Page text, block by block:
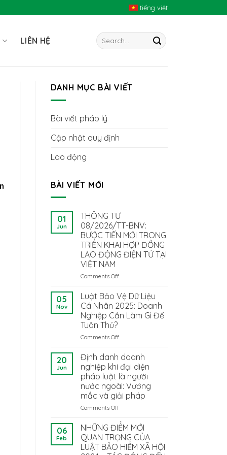
tiếng việt
LIÊN HỆ
DANH MỤC BÀI VIẾT
Bài viết pháp lý
Cập nhật quy định
Lao động
BÀI VIẾT MỚI
01
Jun
THÔNG TƯ
08/2026/TT-BNV:
BƯỚC TIẾN MỚI TRONG
TRIỂN KHAI HỢP ĐỒNG
LAO ĐỘNG ĐIỆN TỬ TẠI
VIỆT NAM
Comments Offon
TƯ
08/2026/TT-
BNV:
BƯỚC
MỚI
TRIỂN
KHAI
HỢP
ĐỒNG
LAO
ĐỘNG
ĐIỆN
TẠI
VIỆT
NAM
05
Nov
Luật Bảo Vệ Dữ Liệu
Cá Nhân 2025: Doanh
Nghiệp Cần Làm Gì Để
Tuân Thủ?
Comments Offon
Bảo
Vệ
Dữ
Liệu
Cá
Nhân
2025:
Nghiệp
Cần
Làm
Gì
20
Jun
Định danh doanh
nghiệp khi đại diện
pháp luật là người
nước ngoài: Vướng
mắc và giải pháp
Comments Offon
danh
doanh
nghiệp
khi
06
Feb
NHỮNG ĐIỂM MỚI
QUAN TRỌNG CỦA
LUẬT BẢO HIỂM XÃ HỘI